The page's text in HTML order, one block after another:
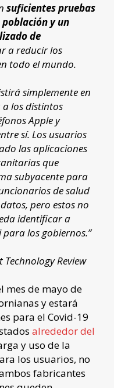
suficientes pruebas
y un
de
a reducir los
todo el mundo.
simplemente en
los distintos
Apple y
sí. Los usuarios
las aplicaciones
que
subyacente para
de salud
pero estos no
identificar a
los gobiernos.”
Review
mes de mayo de
y estará
para el Covid-19
alrededor del
y uso de la
los usuarios, no
fabricantes